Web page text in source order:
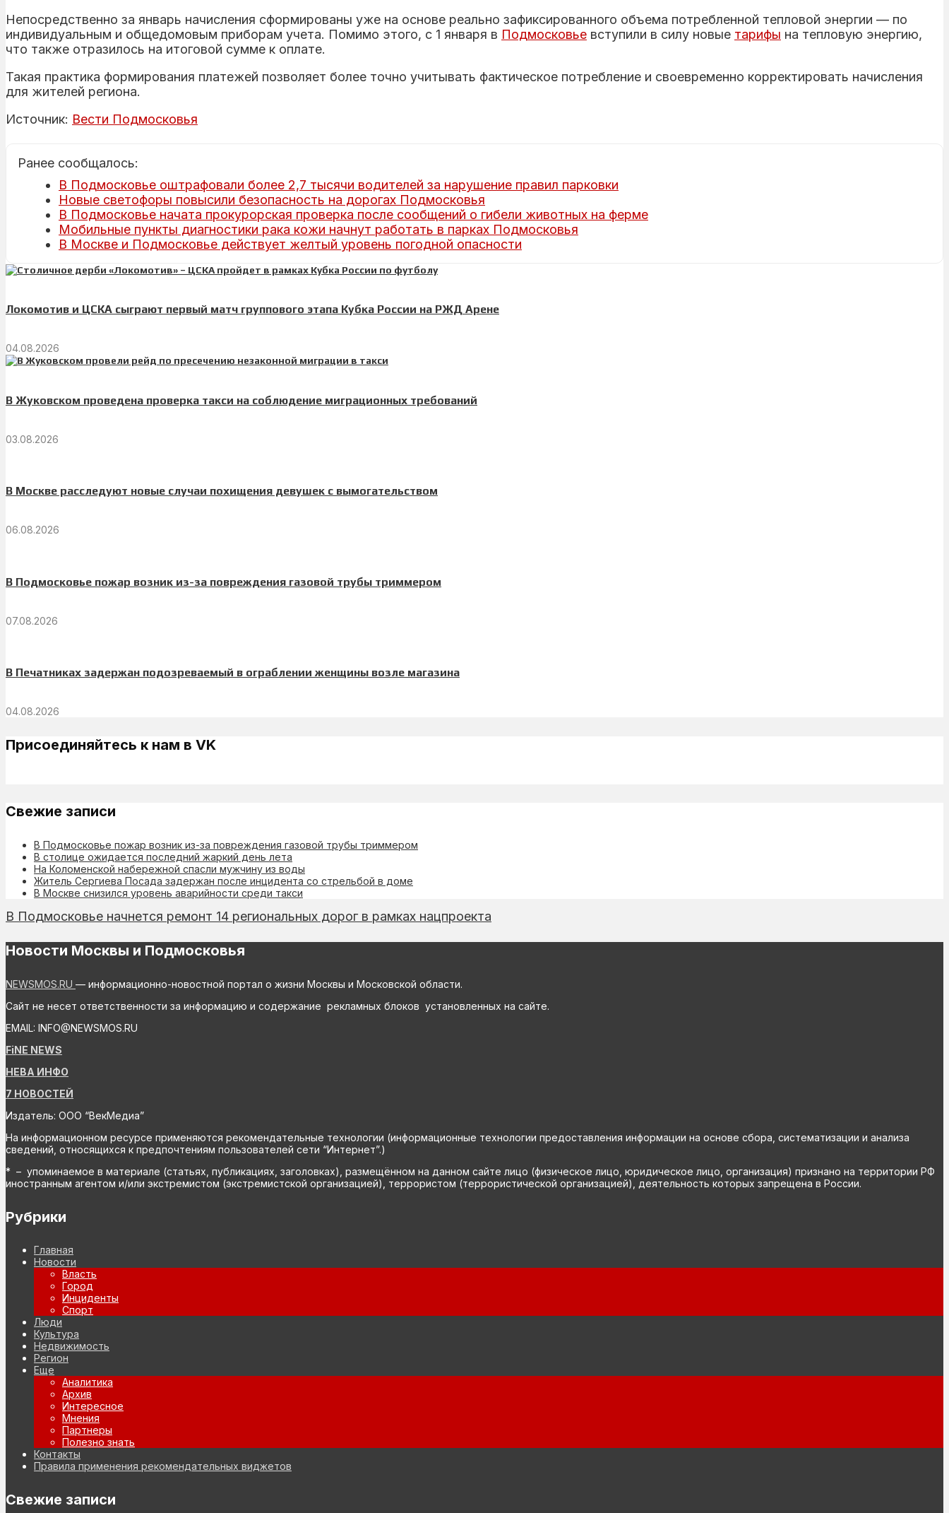
Непосредственно за январь начисления сформированы уже на основе реально зафиксированного объема потребленной тепловой энергии — по
индивидуальным и общедомовым приборам учета. Помимо этого, с 1 января в Подмосковье вступили в силу новые тарифы на тепловую энергию,
что также отразилось на итоговой сумме к оплате.
Такая практика формирования платежей позволяет более точно учитывать фактическое потребление и своевременно корректировать начисления
для жителей региона.
Источник: Вести Подмосковья
Ранее сообщалось:
В Подмосковье оштрафовали более 2,7 тысячи водителей за нарушение правил парковки
Новые светофоры повысили безопасность на дорогах Подмосковья
В Подмосковье начата прокурорская проверка после сообщений о гибели животных на ферме
Мобильные пункты диагностики рака кожи начнут работать в парках Подмосковья
В Москве и Подмосковье действует желтый уровень погодной опасности
Локомотив и ЦСКА сыграют первый матч группового этапа Кубка России на РЖД Арене
04.08.2026
В Жуковском проведена проверка такси на соблюдение миграционных требований
03.08.2026
В Москве расследуют новые случаи похищения девушек с вымогательством
06.08.2026
В Подмосковье пожар возник из-за повреждения газовой трубы триммером
07.08.2026
В Печатниках задержан подозреваемый в ограблении женщины возле магазина
04.08.2026
Присоединяйтесь к нам в VK
Свежие записи
В Подмосковье пожар возник из-за повреждения газовой трубы триммером
В столице ожидается последний жаркий день лета
На Коломенской набережной спасли мужчину из воды
Житель Сергиева Посада задержан после инцидента со стрельбой в доме
В Москве снизился уровень аварийности среди такси
В Подмосковье начнется ремонт 14 региональных дорог в рамках нацпроекта
Новости Москвы и Подмосковья
NEWSMOS.RU — информационно-новостной портал о жизни Москвы и Московской области.
Сайт не несет ответственности за информацию и содержание рекламных блоков установленных на сайте.
EMAIL: INFO@NEWSMOS.RU
FiNE NEWS
НЕВА ИНФО
7 НОВОСТЕЙ
Издатель: ООО “ВекМедиа”
На информационном ресурсе применяются рекомендательные технологии (информационные технологии предоставления информации на основе сбора, систематизации и анализа
сведений, относящихся к предпочтениям пользователей сети “Интернет”.)
* – упоминаемое в материале (статьях, публикациях, заголовках), размещённом на данном сайте лицо (физическое лицо, юридическое лицо, организация) признано на территории РФ
иностранным агентом и/или экстремистом (экстремистской организацией), террористом (террористической организацией), деятельность которых запрещена в России.
Рубрики
Главная
Новости
Власть
Город
Инциденты
Спорт
Люди
Культура
Недвижимость
Регион
Еще
Аналитика
Архив
Интересное
Мнения
Партнеры
Полезно знать
Контакты
Правила применения рекомендательных виджетов
Свежие записи